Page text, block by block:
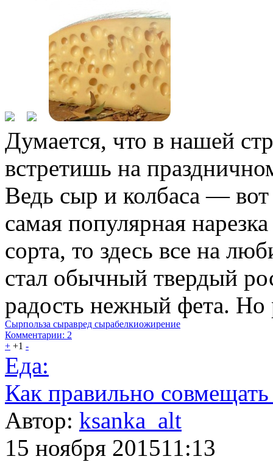
Думается, что в нашей
встретишь на
Ведь сыр и колбаса —
самая популярная
сорта, то здесь все на
стал обычный твердый
радость нежный фета. Но
Сырпольза сыравред сырабелкиожирение
Комментарии: 2
+ +1 -
Еда:
Как правильно
Автор: ksanka_alt
15 ноября 201511:13